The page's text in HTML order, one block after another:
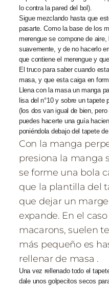
lo contra la pared del bol).
Sigue mezclando hasta que
pasarte. Como la base de los
merengue se compone de
suavemente, y de no hacerlo
que contiene el merengue y
El truco para saber cuando
masa, y que esta caiga en
Llena con la masa un manga
lisa del n°10 y sobre un
(los dos van igual de bien,
puedes hacerte una guía
poniéndola debajo del tapete
Con la manga
presiona la manga
se forme una bola
que la plantilla del
que dejar un
expande. En el
macarons, suelen
más pequeño es
rellenar de masa .
Una vez rellenado todo el
dale unos golpecitos secos